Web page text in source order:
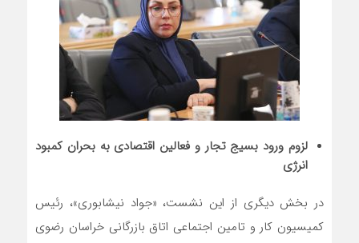
لزوم ورود بسیج تجار و فعالین اقتصادی به بحران کمبود
انرژی
در بخش دیگری از این نشست، «جواد نیشابوری»، رئیس
کمیسیون کار و تامین اجتماعی اتاق بازرگانی خراسان رضوی